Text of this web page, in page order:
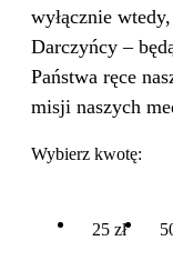
wyłącznie
Darczyńcy –
Państwa ręce
misji naszych
Wybierz kwotę:
25 zł